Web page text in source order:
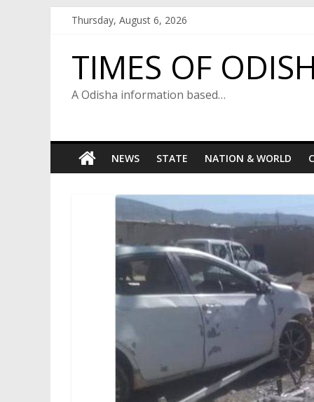
Thursday, August 6, 2026
TIMES OF
A Odisha information based…
NEWS STATE NATION & WORLD